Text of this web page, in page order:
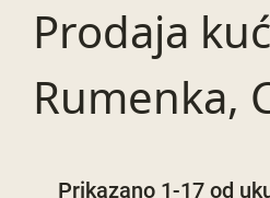
Prodaja
Rumenka,
Prikazano 1-17 od